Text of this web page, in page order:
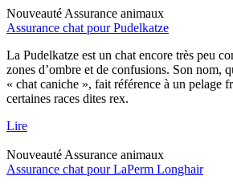
Nouveauté Assurance animaux
Assurance chat pour Pudelkatze
La Pudelkatze est un chat encore très peu
zones d’ombre et de confusions. Son nom,
« chat caniche », fait référence à un pelage
certaines races dites rex.
Lire
Nouveauté Assurance animaux
Assurance chat pour LaPerm Longhair